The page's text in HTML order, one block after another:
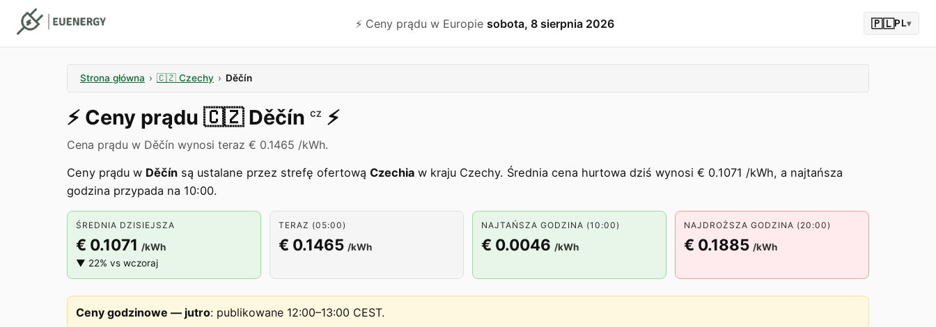
⚡️ Ceny prądu w Europie sobota, 8 sierpnia 2026 🇵🇱PL▾
Strona główna › 🇨🇿 Czechy › Děčín
⚡️ Ceny prądu 🇨🇿 Děčín CZ ⚡️
Cena prądu w Děčín wynosi teraz € 0.1465 /kWh.
Ceny prądu w Děčín są ustalane przez strefę ofertową Czechia w kraju Czechy. Średnia cena hurtowa dziś wynosi € 0.1071 /kWh, a najtańsza
godzina przypada na 10:00.
ŚREDNIA DZISIEJSZA
€ 0.1071 /kWh
▼ 22% vs wczoraj
TERAZ (05:00)
€ 0.1465 /kWh
NAJTAŃSZA GODZINA (10:00)
€ 0.0046 /kWh
NAJDROŻSZA GODZINA (20:00)
€ 0.1885 /kWh
Ceny godzinowe — jutro: publikowane 12:00–13:00 CEST.